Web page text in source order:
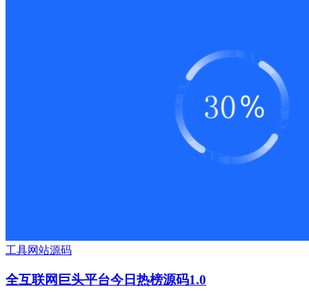
工具网站源码
全互联网巨头平台今日热榜源码1.0